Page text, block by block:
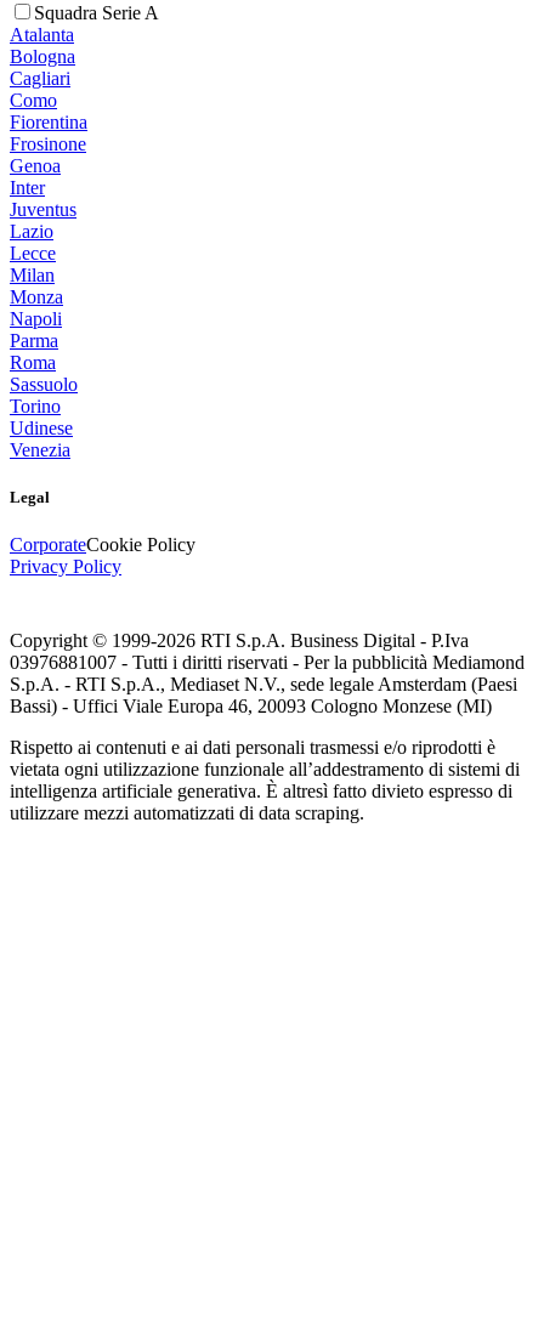
Squadra Serie A
Atalanta
Bologna
Cagliari
Como
Fiorentina
Frosinone
Genoa
Inter
Juventus
Lazio
Lecce
Milan
Monza
Napoli
Parma
Roma
Sassuolo
Torino
Udinese
Venezia
Legal
CorporateCookie Policy
Privacy Policy
Copyright © 1999-2026 RTI S.p.A. Business Digital - P.Iva
03976881007 - Tutti i diritti riservati - Per la pubblicità Mediamond
S.p.A. - RTI S.p.A., Mediaset N.V., sede legale Amsterdam (Paesi
Bassi) - Uffici Viale Europa 46, 20093 Cologno Monzese (MI)
Rispetto ai contenuti e ai dati personali trasmessi e/o riprodotti è
vietata ogni utilizzazione funzionale all’addestramento di sistemi di
intelligenza artificiale generativa. È altresì fatto divieto espresso di
utilizzare mezzi automatizzati di data scraping.